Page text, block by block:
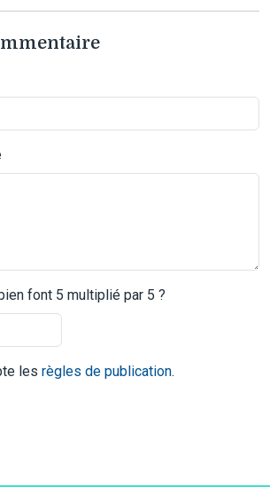
font 5 multiplié par 5 ?
les règles de publication.